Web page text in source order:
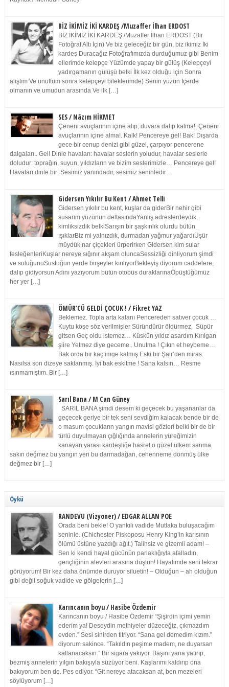
BİZ İKİMİZ İKİ KARDEŞ /Muzaffer İlhan ERDOST
BİZ İKİMİZ İKİ KARDEŞ /Muzaffer İlhan ERDOST (Bir
Fotoğraf Altı İçin) Ve biz geleceğiz bir gün, biz ikimiz İki
kardeş Duracağız Fotoğrafımızda durduğumuz gibi Benim
ellerimde kelepçe Yüzümde yapay bir gülüş (Kelepçeyi
yadırgamanın gülüşü belki İlk kez olduğu için Sonra
alıştım Ve unuttum sonra kelepçeyi bileklerimde) Senin yüzün İçerde
olmanın ve umudun arasında Ve ilk […]
SES / Nâzım HİKMET
Çeneni avuçlarının içine alıp, duvara dalıp kalma!. Çeneni
avuçlarının içine alma!. Kalk! Pencereye gel! Bak! Dışarda
gece bir cenup denizi gibi güzel, çarpıyor pencerene
dalgaları.. Gel! Dinle havaları: havalar seslerin yoludur, havalar seslerle
doludur: toprağın, suyun, yıldızların ve bizim seslerimizle… Pencereye gel!
Havaları dinle bir: Sesimiz yanındadır, sesimiz seninledir…
Gidersen Yıkılır Bu Kent / Ahmet Telli
Gidersen yıkılır bu kent, kuşlar da giderBir nehir gibi
susarım yüzünün deltasındaYanlış adreslerdeydik,
kimliksizdik belkiSarışın bir şaşkınlık olurdu bütün
ışıklarBiz mi yalnızdık, durmadan yağmur yağardıÜşür
müydük nar çiçekleri ürperirken Gidersen kim sular
fesleğenleriKuşlar nereye sığınır akşam oluncaSessizliği dinliyorum şimdi
ve soluğunuSustuğun yerde birşeyler kırılıyorBekleyiş diyorum caddelere,
dalıp gidiyorsun Adını yazıyorum bütün otobüs duraklarınaÖpüştüğümüz
her yer […]
ÖMÜR’CÜ GELDİ ÇOCUK ! / Fikret YAZ
Beklemez. Topla arta kalanı Pencereden satıver çocuk …
Kuytu köşe söz verilmişler Süründürür öldürmez. Süpür
gitsen Geç oldu istemez… Küskün yıldız asardım Kırılgan
şiire Yetmez diye geceme.. Unutma ! Çıkın et heybeme…
Bak orda bir kaç imge kalmış Eski bir Şair’den miras.
Nasılsa son dizeye saklanmış. İyi bak eskitme ! Sana kalsın… Resme
ısınmamıştım. Bir […]
Sarıl Bana / M Can Güney
SARIL BANA şimdi desem ki geçecek bu yaşananlar da
geçecek geriye bir tek seni sevdiğim kalacak bende bir de
o masum çocukların yangın mavisi gözleri belki bir de bir
türlü duyulmayan çığlığında annelerin yüreğimizin
kanayan yarası kardeşliğe hasret o güzel ülkem sanma
sakın değmez bu yangın yeri bu darmadağan, cehenneme dönmüş ülke
değmez bir […]
Öykü
RANDEVU (Vizyoner) / EDGAR ALLAN POE
Orada beni bekle! O yankılı vadide Mutlaka buluşacağım
seninle. (Chichester Piskoposu Henry King’in karısının
ölümü üstüne yazdığı ağıt.) Talihsiz ve gizemli adam! –
Sen ki kendi hayal gücünün parlaklığıyla afalladın,
gençliğinin alevleri arasına düştün! Hayalimde seni tekrar
görüyorum! Bir kez daha önümde duruyor siluetin! – Olduğun – ah olduğun
gibi değil soğuk vadide ve gölgelerin […]
Karıncanın boyu / Hasibe Özdemir
Karıncanın boyu / Hasibe Özdemir “Şişirdin içimi yemin
ederim ya! Deseydin methiyeler düzeceğiz, çıkmazdım
evden.” Sesi sinirden titriyor. “Sana gel demedim kızım.”
diyorum sakince. “Takıldın peşime madem, ne duyarsan
katlanacaksın.” Bir sigara yakıyor. Başını yana yatırıp,
bezmiş annelerin yılgın bakışıyla süzüyor beni. Kaşlarımı kaldırıp ona
bakıyorum ben de. Pes ediyor. “Git nereye atacaksan at, ben mezeleri
söylüyorum […]